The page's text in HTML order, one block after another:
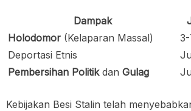
Dampak
Holodomor (Kelaparan Massal)
Deportasi Etnis
Pembersihan Politikdan Gulag
Kebijakan Besi Stalin telah